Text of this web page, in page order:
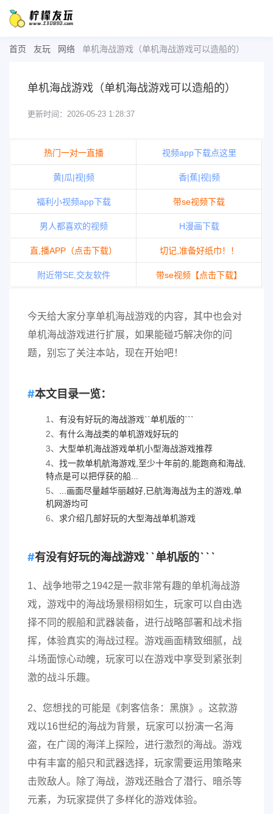
首页 友玩 网络 单机海战游戏（单机海战游戏可以造船的）
单机海战游戏（单机海战游戏可以造船的）
更新时间：2026-05-23 1:28:37
热门一对一直播 视频app下载点这里
黄|瓜|视|频 香|蕉|视|频
福利小视频app下载 带se视频下载
男人都喜欢的视频 H漫画下载
直,播APP（点击下载） 切记,准备好纸巾！！
附近带SE,交友软件 带se视频【点击下载】
今天给大家分享单机海战游戏的内容，其中也会对
单机海战游戏进行扩展，如果能碰巧解决你的问
题，别忘了关注本站，现在开始吧！
本文目录一览：
1、 有没有好玩的海战游戏``单机版的```
2、 有什么海战类的单机游戏好玩的
3、 大型单机海战游戏单机小型海战游戏推荐
4、 找一款单机航海游戏,至少十年前的,能跑商和海战,
特点是可以把俘获的船...
5、
...画面尽量越华丽越好,已航海海战为主的游戏,单
机网游均可
6、 求介绍几部好玩的大型海战单机游戏
有没有好玩的海战游戏``单机版的```
1、战争地带之1942是一款非常有趣的单机海战游
戏，游戏中的海战场景栩栩如生，玩家可以自由选
择不同的舰船和武器装备，进行战略部署和战术指
挥，体验真实的海战过程。游戏画面精致细腻，战
斗场面惊心动魄，玩家可以在游戏中享受到紧张刺
激的战斗乐趣。
2、您想找的可能是《刺客信条：黑旗》。这款游
戏以16世纪的海战为背景，玩家可以扮演一名海
盗，在广阔的海洋上探险，进行激烈的海战。游戏
中有丰富的船只和武器选择，玩家需要运用策略来
击败敌人。除了海战，游戏还融合了潜行、暗杀等
元素，为玩家提供了多样化的游戏体验。